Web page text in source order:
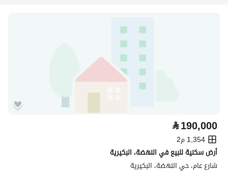
⃁190,000
1,354 م2
أرض سكنية للبيع في النهضة، البكيرية
شارع عام، حي النهضة، البكيرية